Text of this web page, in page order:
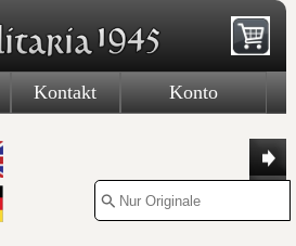
Kontakt Konto